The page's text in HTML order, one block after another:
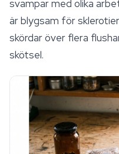
svampar med olika
är blygsam för
skördar över flera
skötsel.